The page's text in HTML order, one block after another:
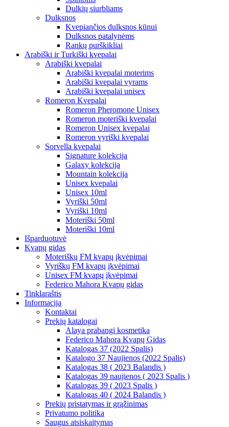
Dulkių siurbliams
Dulksnos
Kvepiančios dulksnos kūnui
Dulksnos patalynėms
Rankų purškikliai
Arabiški ir Turkiški kvepalai
Arabiški kvepalai
Arabiški kvepalai moterims
Arabiški kvepalai vyrams
Arabiški kvepalai unisex
Romeron Kvepalai
Romeron Pheromone Unisex
Romeron moteriški kvepalai
Romeron Unisex kvepalai
Romeron vyriški kvepalai
Sorvella kvepalai
Signature kolekcija
Galaxy kolekcija
Mountain kolekcija
Unisex kvepalai
Unisex 10ml
Vyriški 50ml
Vyriški 10ml
Moteriški 50ml
Moteriški 10ml
Išparduotuvė
Kvapų gidas
Moteriškų FM kvapų įkvėpimai
Vyriškų FM kvapų įkvėpimai
Unisex FM kvapų įkvėpimai
Federico Mahora Kvapų gidas
Tinklaraštis
Informacija
Kontaktai
Prekių katalogai
Alaya prabangi kosmetika
Federico Mahora Kvapų Gidas
Katalogas 37 (2022 Spalis)
Katalogo 37 Naujienos (2022 Spalis)
Katalogas 38 ( 2023 Balandis )
Katalogas 39 naujienos ( 2023 Spalis )
Katalogas 39 ( 2023 Spalis )
Katalogas 40 ( 2024 Balandis )
Prekių pristatymas ir grąžinimas
Privatumo politika
Saugus atsiskaitymas